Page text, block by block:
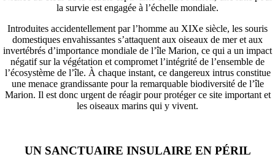
la survie est engagée à l’échelle mondiale.
Introduites accidentellement par l’homme au XIXe siècle, les souris
domestiques envahissantes s’attaquent aux oiseaux de mer et aux
invertébrés d’importance mondiale de l’île Marion, ce qui a un impact
négatif sur la végétation et compromet l’intégrité de l’ensemble de
l’écosystème de l’île. À chaque instant, ce dangereux intrus constitue
une menace grandissante pour la remarquable biodiversité de l’île
Marion. Il est donc urgent de réagir pour protéger ce site important et
les oiseaux marins qui y vivent.
UN SANCTUAIRE INSULAIRE EN PÉRIL